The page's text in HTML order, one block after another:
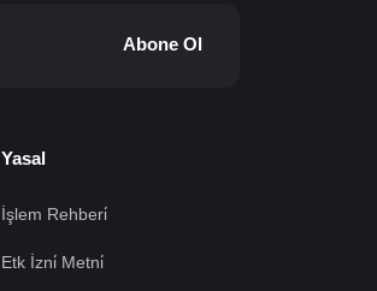
Abone Ol
Yasal
İşlem Rehberi̇
Etk İzni̇ Metni̇